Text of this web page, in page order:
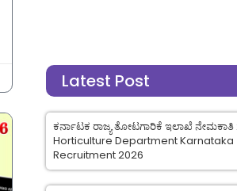
Latest Post
ಕರ್ನಾಟಕ ರಾಜ್ಯ ತೋಟಗಾರಿಕೆ ಇಲಾಖೆ ನೇಮಕಾತಿ
Horticulture Department Karnataka
Recruitment 2026